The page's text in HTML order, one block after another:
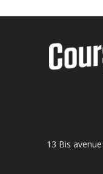
13 Bis